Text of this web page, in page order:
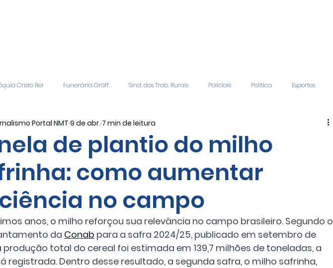
Cristo Rei Funerária Gräff Sind. dos Trab. Rurais Policiais Politica Esportes
Geral Patrocinadores Vagas de Emprego
Editais Adriane Veiga - Finanças
de plantio do milho
como aumentar
no campo
Portal NMT 9 de abr. 7 min de leitura
anos, o milho reforçou sua relevância no campo brasileiro. Segundo o
da Conab para a safra 2024/25, publicado em setembro de
produção total do cereal foi estimada em 139,7 milhões de toneladas, a
registrada. Dentro desse resultado, a segunda safra, o milho safrinha,